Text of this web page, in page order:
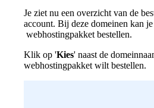
Je ziet nu een overzicht van de
account. Bij deze domeinen kan
webhostingpakket bestellen.
Klik op 'Kies' naast de
webhostingpakket wilt bestellen.